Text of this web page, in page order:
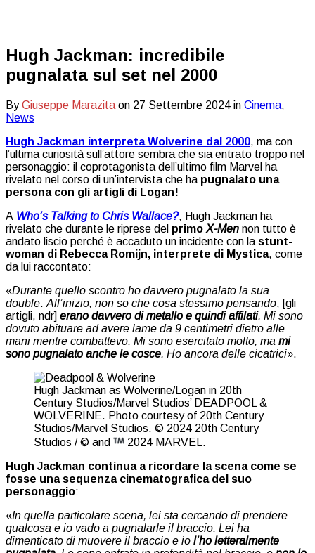
Hugh Jackman: incredibile
pugnalata sul set nel 2000
ByGiuseppe Marazita on 27 Settembre 2024 in Cinema,
News
Hugh Jackman interpreta Wolverine dal 2000, ma con
l’ultima curiosità sull’attore sembra che sia entrato troppo nel
personaggio: il coprotagonista dell’ultimo film Marvel ha
rivelato nel corso di un’intervista che ha pugnalato una
persona con gli artigli di Logan!
A Who’s Talking to Chris Wallace?, Hugh Jackman ha
rivelato che durante le riprese del primo X-Men non tutto è
andato liscio perché è accaduto un incidente con la stunt-
woman di Rebecca Romijn, interprete di Mystica, come
da lui raccontato:
«Durante quello scontro ho davvero pugnalato la sua
double. All’inizio, non so che cosa stessimo pensando, [gli
artigli, ndr] erano davvero di metallo e quindi affilati. Mi sono
dovuto abituare ad avere lame da 9 centimetri dietro alle
mani mentre combattevo. Mi sono esercitato molto, ma mi
sono pugnalato anche le cosce. Ho ancora delle cicatrici».
Hugh Jackman as Wolverine/Logan in 20th
Century Studios/Marvel Studios’ DEADPOOL &
WOLVERINE. Photo courtesy of 20th Century
Studios/Marvel Studios. © 2024 20th Century
Studios / © and
2024 MARVEL.
Hugh Jackman continua a ricordare la scena come se
fosse una sequenza cinematografica del suo
personaggio:
«In quella particolare scena, lei sta cercando di prendere
qualcosa e io vado a pugnalarle il braccio. Lei ha
dimenticato di muovere il braccio e io l’ho letteralmente